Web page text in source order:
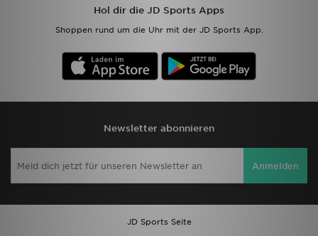
Hol dir die JD Sports Apps
Shoppen rund um die Uhr mit der JD Sports App.
Newsletter abonnieren
Anmelden
JD Sports Seite
Trending Styles